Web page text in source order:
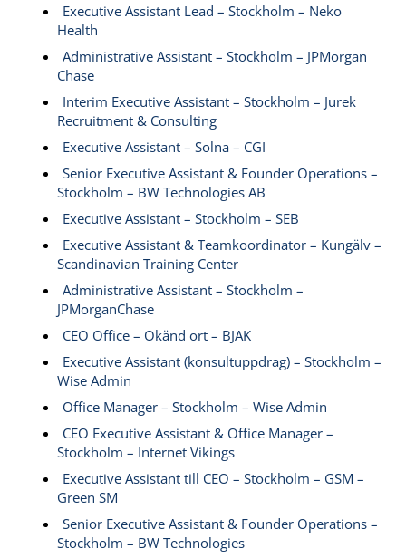
Executive Assistant Lead – Stockholm – Neko
Health
Administrative Assistant – Stockholm – JPMorgan
Chase
Interim Executive Assistant – Stockholm – Jurek
Recruitment & Consulting
Executive Assistant – Solna – CGI
Senior Executive Assistant & Founder Operations –
Stockholm – BW Technologies AB
Executive Assistant – Stockholm – SEB
Executive Assistant & Teamkoordinator – Kungälv –
Scandinavian Training Center
Administrative Assistant – Stockholm –
JPMorganChase
CEO Office – Okänd ort – BJAK
Executive Assistant (konsultuppdrag) – Stockholm –
Wise Admin
Office Manager – Stockholm – Wise Admin
CEO Executive Assistant & Office Manager –
Stockholm – Internet Vikings
Executive Assistant till CEO – Stockholm – GSM –
Green SM
Senior Executive Assistant & Founder Operations –
Stockholm – BW Technologies